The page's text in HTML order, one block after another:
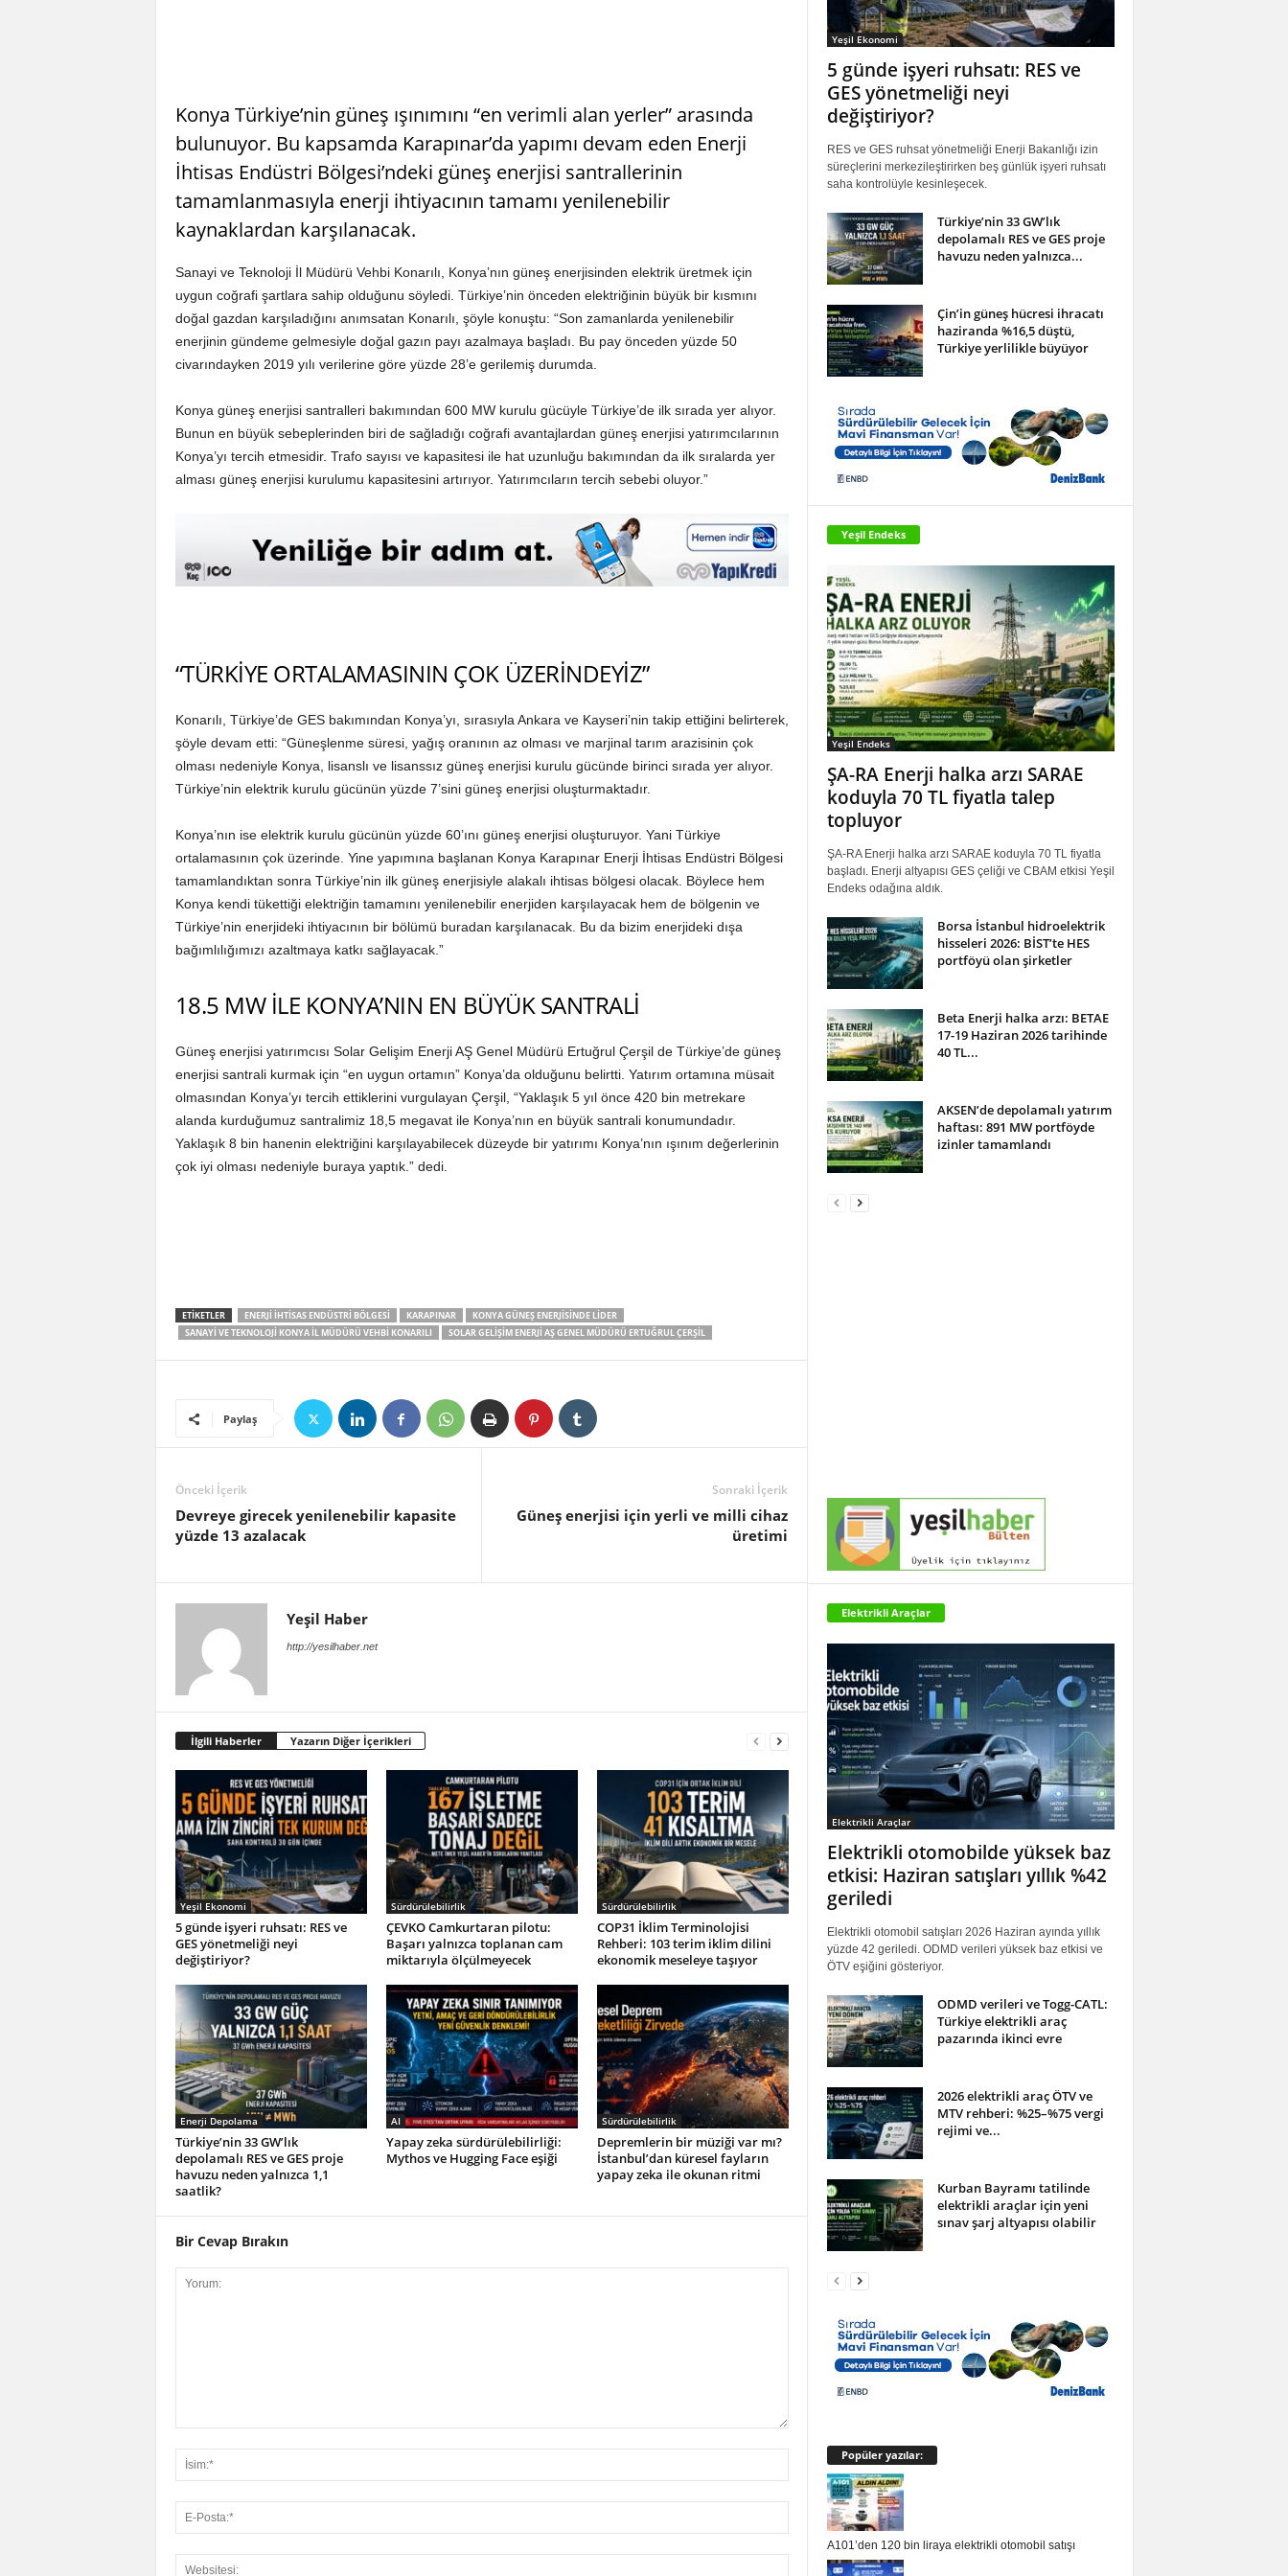
Konya Türkiye’nin güneş ışınımını “en verimli alan yerler” arasında
bulunuyor. Bu kapsamda Karapınar’da yapımı devam eden Enerji
İhtisas Endüstri Bölgesi’ndeki güneş enerjisi santrallerinin
tamamlanmasıyla enerji ihtiyacının tamamı yenilenebilir
kaynaklardan karşılanacak.
Sanayi ve Teknoloji İl Müdürü Vehbi Konarılı, Konya’nın güneş enerjisinden elektrik üretmek için
uygun coğrafi şartlara sahip olduğunu söyledi. Türkiye’nin önceden elektriğinin büyük bir kısmını
doğal gazdan karşıladığını anımsatan Konarılı, şöyle konuştu: “Son zamanlarda yenilenebilir
enerjinin gündeme gelmesiyle doğal gazın payı azalmaya başladı. Bu pay önceden yüzde 50
civarındayken 2019 yılı verilerine göre yüzde 28’e gerilemiş durumda.
Konya güneş enerjisi santralleri bakımından 600 MW kurulu gücüyle Türkiye’de ilk sırada yer alıyor.
Bunun en büyük sebeplerinden biri de sağladığı coğrafi avantajlardan güneş enerjisi yatırımcılarının
Konya’yı tercih etmesidir. Trafo sayısı ve kapasitesi ile hat uzunluğu bakımından da ilk sıralarda yer
alması güneş enerjisi kurulumu kapasitesini artırıyor. Yatırımcıların tercih sebebi oluyor.”
“TÜRKİYE ORTALAMASININ ÇOK ÜZERİNDEYİZ”
Konarılı, Türkiye’de GES bakımından Konya’yı, sırasıyla Ankara ve Kayseri’nin takip ettiğini belirterek,
şöyle devam etti: “Güneşlenme süresi, yağış oranının az olması ve marjinal tarım arazisinin çok
olması nedeniyle Konya, lisanslı ve lisanssız güneş enerjisi kurulu gücünde birinci sırada yer alıyor.
Türkiye’nin elektrik kurulu gücünün yüzde 7’sini güneş enerjisi oluşturmaktadır.
Konya’nın ise elektrik kurulu gücünün yüzde 60’ını güneş enerjisi oluşturuyor. Yani Türkiye
ortalamasının çok üzerinde. Yine yapımına başlanan Konya Karapınar Enerji İhtisas Endüstri Bölgesi
tamamlandıktan sonra Türkiye’nin ilk güneş enerjisiyle alakalı ihtisas bölgesi olacak. Böylece hem
Konya kendi tükettiği elektriğin tamamını yenilenebilir enerjiden karşılayacak hem de bölgenin ve
Türkiye’nin enerjideki ihtiyacının bir bölümü buradan karşılanacak. Bu da bizim enerjideki dışa
bağımlılığımızı azaltmaya katkı sağlayacak.”
18.5 MW İLE KONYA’NIN EN BÜYÜK SANTRALİ
Güneş enerjisi yatırımcısı Solar Gelişim Enerji AŞ Genel Müdürü Ertuğrul Çerşil de Türkiye’de güneş
enerjisi santrali kurmak için “en uygun ortamın” Konya’da olduğunu belirtti. Yatırım ortamına müsait
olmasından Konya’yı tercih ettiklerini vurgulayan Çerşil, “Yaklaşık 5 yıl önce 420 bin metrekare
alanda kurduğumuz santralimiz 18,5 megavat ile Konya’nın en büyük santrali konumundadır.
Yaklaşık 8 bin hanenin elektriğini karşılayabilecek düzeyde bir yatırımı Konya’nın ışınım değerlerinin
çok iyi olması nedeniyle buraya yaptık.” dedi.
ETIKETLER ENERJI İHTISAS ENDÜSTRI BÖLGESI KARAPINAR
KONYA GÜNEŞ ENERJISINDE LIDER
SANAYI VE TEKNOLOJI KONYA İL MÜDÜRÜ VEHBI KONARILI
SOLAR GELIŞIM ENERJI AŞ GENEL MÜDÜRÜ ERTUĞRUL ÇERŞIL
Paylaş
Önceki İçerik
Devreye girecek yenilenebilir kapasite
yüzde 13 azalacak
Sonraki İçerik
Güneş enerjisi için yerli ve milli cihaz
üretimi
Yeşil Haber
http://yesilhaber.net
İlgili Haberler Yazarın Diğer İçerikleri
Yeşil Ekonomi
5 günde işyeri ruhsatı: RES ve
GES yönetmeliği neyi
değiştiriyor?
Sürdürülebilirlik
ÇEVKO Camkurtaran pilotu:
Başarı yalnızca toplanan cam
miktarıyla ölçülmeyecek
Sürdürülebilirlik
COP31 İklim Terminolojisi
Rehberi: 103 terim iklim dilini
ekonomik meseleye taşıyor
Enerji Depolama
Türkiye’nin 33 GW’lık
depolamalı RES ve GES proje
havuzu neden yalnızca 1,1
saatlik?
AI
Yapay zeka sürdürülebilirliği:
Mythos ve Hugging Face eşiği
Sürdürülebilirlik
Depremlerin bir müziği var mı?
İstanbul’dan küresel fayların
yapay zeka ile okunan ritmi
Bir Cevap Bırakın
Yeşil Ekonomi
5 günde işyeri ruhsatı: RES ve
GES yönetmeliği neyi
değiştiriyor?
RES ve GES ruhsat yönetmeliği Enerji Bakanlığı izin
süreçlerini merkezileştirirken beş günlük işyeri ruhsatı
saha kontrolüyle kesinleşecek.
Türkiye’nin 33 GW’lık
depolamalı RES ve GES proje
havuzu neden yalnızca...
Çin’in güneş hücresi ihracatı
haziranda %16,5 düştü,
Türkiye yerlilikle büyüyor
Yeşil Endeks
Yeşil Endeks
ŞA-RA Enerji halka arzı SARAE
koduyla 70 TL fiyatla talep
topluyor
ŞA-RA Enerji halka arzı SARAE koduyla 70 TL fiyatla
başladı. Enerji altyapısı GES çeliği ve CBAM etkisi Yeşil
Endeks odağına aldık.
Borsa İstanbul hidroelektrik
hisseleri 2026: BİST’te HES
portföyü olan şirketler
Beta Enerji halka arzı: BETAE
17-19 Haziran 2026 tarihinde
40 TL...
AKSEN’de depolamalı yatırım
haftası: 891 MW portföyde
izinler tamamlandı
Elektrikli Araçlar
Elektrikli Araçlar
Elektrikli otomobilde yüksek baz
etkisi: Haziran satışları yıllık %42
geriledi
Elektrikli otomobil satışları 2026 Haziran ayında yıllık
yüzde 42 geriledi. ODMD verileri yüksek baz etkisi ve
ÖTV eşiğini gösteriyor.
ODMD verileri ve Togg-CATL:
Türkiye elektrikli araç
pazarında ikinci evre
2026 elektrikli araç ÖTV ve
MTV rehberi: %25–%75 vergi
rejimi ve...
Kurban Bayramı tatilinde
elektrikli araçlar için yeni
sınav şarj altyapısı olabilir
Popüler yazılar:
A101’den 120 bin liraya elektrikli otomobil satışı